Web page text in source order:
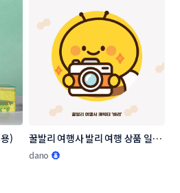
)
꿀발리 여행사 발리 여행 상품 일러
스트 디자인 의뢰
dano